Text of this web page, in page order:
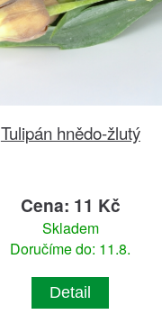
Tulipán hnědo-žlutý
Cena: 11 Kč
Skladem
Doručíme do: 11.8.
Detail